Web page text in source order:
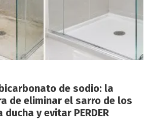
de sodio: la
de eliminar el sarro de los
y evitar PERDER